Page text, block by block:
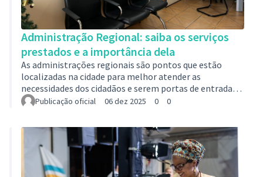
Administração Regional: saiba os serviços
prestados e a importância dela
As administrações regionais são pontos que estão
localizadas na cidade para melhor atender as
necessidades dos cidadãos e serem portas de entrada
para solicitações junto à Prefeitura.Moradores podem
praças, vistoria de drenagem, fiscalização urbana e
outras necessidades que impactam a rotina dos bairros.
No Riacho, por exemplo, a administração está
localizada na rua Rio Solimões, 204. Lá, assim …
Publicação oficial 06 dez 2025 0 0